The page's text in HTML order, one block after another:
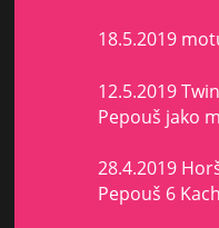
18.5.2019
12.5.2019
Pepouš jako
28.4.2019
Pepouš 6